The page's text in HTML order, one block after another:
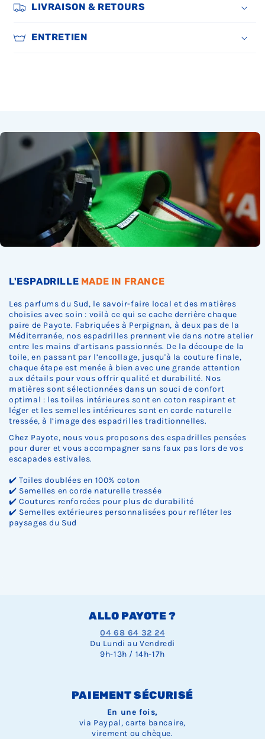
LIVRAISON & RETOURS
ENTRETIEN
L'ESPADRILLE MADE IN FRANCE
Les parfums du Sud, le savoir-faire local et des matières
choisies avec soin : voilà ce qui se cache derrière chaque
paire de Payote. Fabriquées à Perpignan, à deux pas de la
Méditerranée, nos espadrilles prennent vie dans notre atelier
entre les mains d’artisans passionnés. De la découpe de la
toile, en passant par l’encollage, jusqu'à la couture finale,
chaque étape est menée à bien avec une grande attention
aux détails pour vous offrir qualité et durabilité. Nos
matières sont sélectionnées dans un souci de confort
optimal : les toiles intérieures sont en coton respirant et
léger et les semelles intérieures sont en corde naturelle
tressée, à l’image des espadrilles traditionnelles.
Chez Payote, nous vous proposons des espadrilles pensées
pour durer et vous accompagner sans faux pas lors de vos
escapades estivales.
✔️ Toiles doublées en 100% coton
✔️ Semelles en corde naturelle tressée
✔️ Coutures renforcées pour plus de durabilité
✔️ Semelles extérieures personnalisées pour refléter les
paysages du Sud
ALLO PAYOTE ?
04 68 64 32 24
Du Lundi au Vendredi
9h-13h / 14h-17h
PAIEMENT SÉCURISÉ
En une fois,
via Paypal, carte bancaire,
virement ou chèque.